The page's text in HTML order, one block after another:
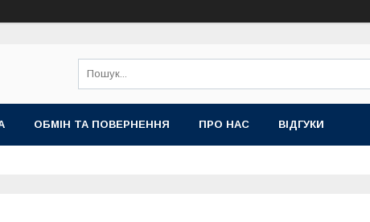
ОБМІН ТА ПОВЕРНЕННЯ ПРО НАС ВІДГУКИ